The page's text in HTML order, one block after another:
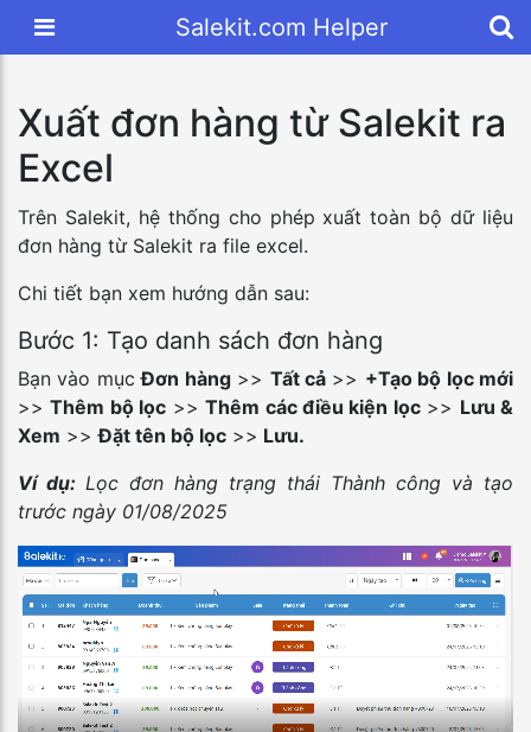
Salekit.com Helper
Xuất đơn hàng từ Salekit ra
Excel
Trên Salekit, hệ thống cho phép xuất toàn bộ dữ liệu
đơn hàng từ Salekit ra file excel.
Chi tiết bạn xem hướng dẫn sau:
Bước 1: Tạo danh sách đơn hàng
Bạn vào mụcĐơn hàng>> Tất cả >> +Tạo bộ lọc mới
>>Thêm bộ lọc >>Thêm các điều kiện lọc>> Lưu &
Xem >>Đặt tên bộ lọc >> Lưu.
Ví dụ: Lọc đơn hàng trạng thái Thành công và tạo
trước ngày 01/08/2025